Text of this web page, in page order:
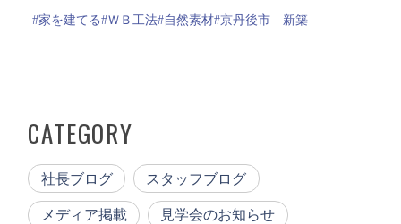
#家を建てる#ＷＢ工法#自然素材#京丹後市 新築
CATEGORY
社長ブログ スタッフブログ
メディア掲載 見学会のお知らせ